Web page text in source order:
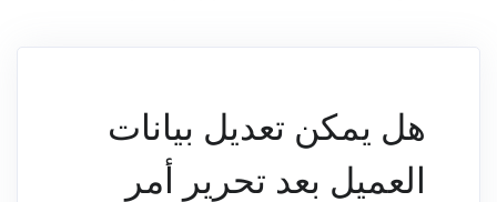
هل يمكن تعديل بيانات
العميل بعد تحرير أمر